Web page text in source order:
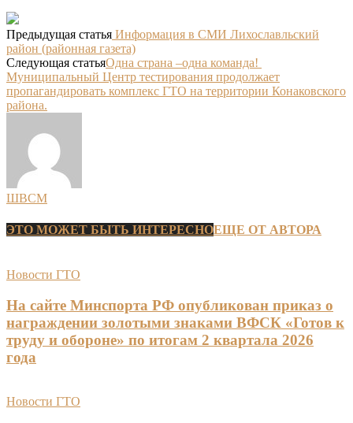
Предыдущая статья Информация в СМИ Лихославльский
район (районная газета)
Следующая статьяОдна страна –одна команда!
Муниципальный Центр тестирования продолжает
пропагандировать комплекс ГТО на территории Конаковского
района.
ШВСМ
ЭТО МОЖЕТ БЫТЬ ИНТЕРЕСНОЕЩЕ ОТ АВТОРА
Новости ГТО
На сайте Минспорта РФ опубликован приказ о
награждении золотыми знаками ВФСК «Готов к
труду и обороне» по итогам 2 квартала 2026
года
Новости ГТО